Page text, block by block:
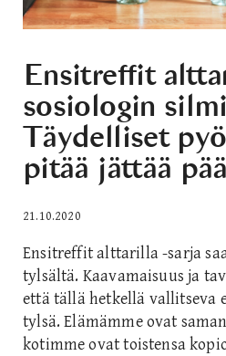
Ensitreffit
sosiologin
Täydelliset
pitää jättää
21.10.2020
Ensitreffit alttarilla -sarja
tylsältä. Kaavamaisuus ja
että tällä hetkellä vallitseva
tylsä. Elämämme ovat
kotimme ovat toistensa